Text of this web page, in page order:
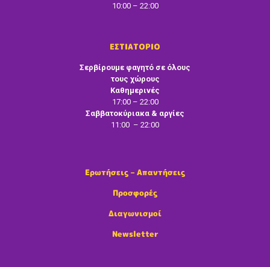
10:00 – 22:00
ΕΣΤΙΑΤΟΡΙΟ
Σερβίρουμε φαγητό σε όλους
τους χώρους
Καθημερινές
17:00 – 22:00
Σαββατοκύριακα & αργίες
11:00 – 22:00
Ερωτήσεις – Απαντήσεις
Προσφορές
Διαγωνισμοί
Newsletter